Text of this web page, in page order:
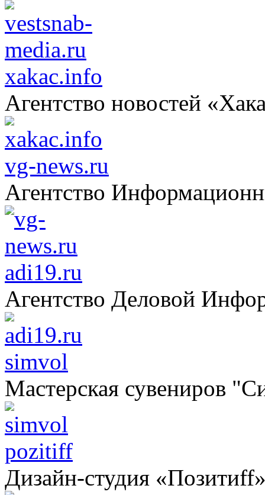
xakac.info
Агентство новостей
vg-news.ru
Агентство
adi19.ru
Агентство Деловой
simvol
Мастерская сувениров
pozitiff
Дизайн-студия